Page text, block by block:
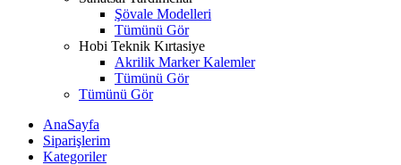
Şövale Modelleri
Tümünü Gör
Hobi Teknik Kırtasiye
Akrilik Marker Kalemler
Tümünü Gör
Tümünü Gör
AnaSayfa
Siparişlerim
Kategoriler